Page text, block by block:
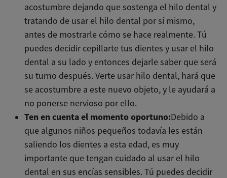
acostumbre dejando que sostenga el hilo dental y
tratando de usar el hilo dental por sí mismo,
antes de mostrarle cómo se hace realmente. Tú
puedes decidir cepillarte tus dientes y usar el hilo
dental a su lado y entonces dejarle saber que será
su turno después. Verte usar hilo dental, hará que
se acostumbre a este nuevo objeto, y le ayudará a
no ponerse nervioso por ello.
Ten en cuenta el momento oportuno:Debido a
que algunos niños pequeños todavía les están
saliendo los dientes a esta edad, es muy
importante que tengan cuidado al usar el hilo
dental en sus encías sensibles. Tú puedes decidir